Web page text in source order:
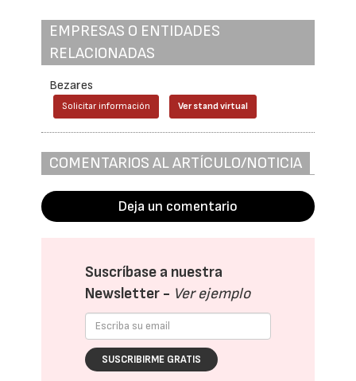
EMPRESAS O ENTIDADES
RELACIONADAS
Bezares
Solicitar información Ver stand virtual
COMENTARIOS AL ARTÍCULO/NOTICIA
Deja un comentario
Suscríbase a nuestra
Newsletter - Ver ejemplo
SUSCRIBIRME GRATIS